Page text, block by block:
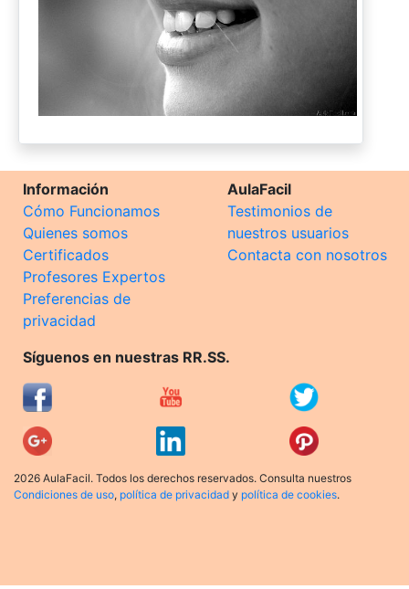
Información
Cómo Funcionamos
Quienes somos
Certificados
Profesores Expertos
Preferencias de
privacidad
AulaFacil
Testimonios de
nuestros usuarios
Contacta con nosotros
Síguenos en nuestras RR.SS.
2026 AulaFacil. Todos los derechos reservados. Consulta nuestros
Condiciones de uso, política de privacidad y política de cookies.